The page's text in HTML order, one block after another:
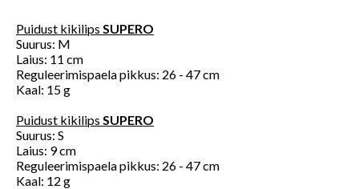
Puidust kikilips SUPERO
Suurus: M
Laius: 11 cm
Reguleerimispaela pikkus: 26 - 47 cm
Kaal: 15 g
Puidust kikilips SUPERO
Suurus: S
Laius: 9 cm
Reguleerimispaela pikkus: 26 - 47 cm
Kaal: 12 g